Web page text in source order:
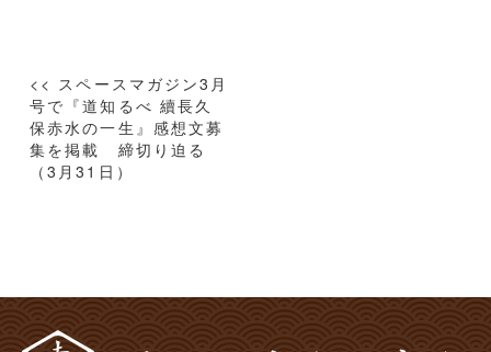
投
稿
ナ
ビ
ン
<< スペースマガジン3月
号で『道知るべ 續長久
保赤水の一生』感想文募
集を掲載 締切り迫る
（3月31日）